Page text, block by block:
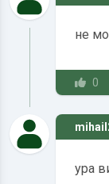
не
0
ура